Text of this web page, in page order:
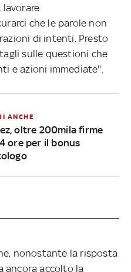
lavorare
che le parole non
di intenti. Presto
sulle questioni che
e azioni immediate".
ANCHE
oltre 200mila firme
ore per il bonus
nonostante la risposta
ancora accolto la